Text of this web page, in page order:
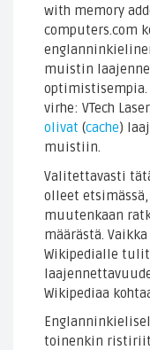
with memory
computers.com
muistin
optimistisempia.
virhe: VTech
olivat (cache)
muistiin.
Valitettavasti
olleet
muutenkaan
määrästä.
Wikipedialle
Wikipediaa
toinenkin